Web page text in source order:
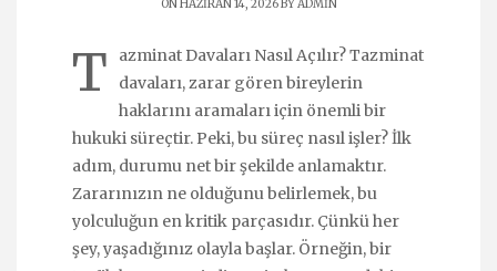
ON HAZIRAN 14, 2026 BYADMIN
T
azminat Davaları Nasıl Açılır? Tazminat
davaları, zarar gören bireylerin
haklarını aramaları için önemli bir
hukuki süreçtir. Peki, bu süreç nasıl işler? İlk
adım, durumu net bir şekilde anlamaktır.
Zararınızın ne olduğunu belirlemek, bu
yolculuğun en kritik parçasıdır. Çünkü her
şey, yaşadığınız olayla başlar. Örneğin, bir